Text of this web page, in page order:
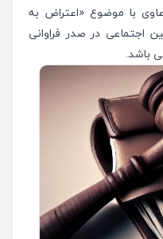
با موضوع «اعتراض به
اجتماعی در صدر فراوانی
باشد.